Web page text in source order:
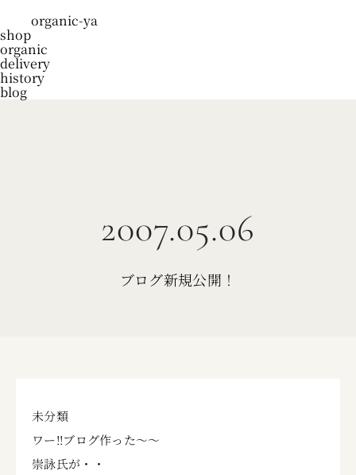
organic-ya
shop
organic
delivery
history
blog
2007.05.06
ブログ新規公開！
未分類
ワー!!ブログ作った～～
崇詠氏が・・